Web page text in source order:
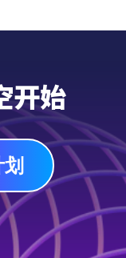
名、龙的形
趣和认知。
开始